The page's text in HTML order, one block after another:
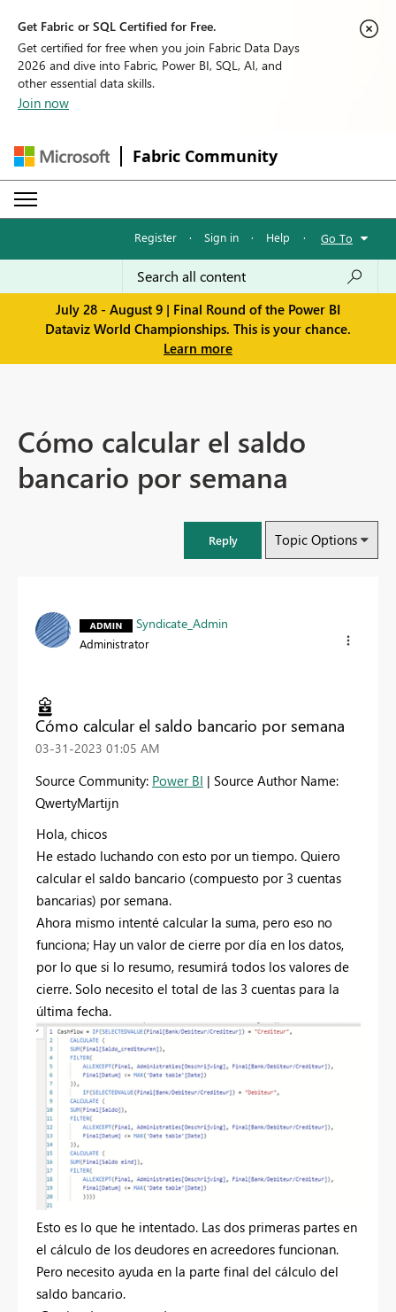
Get Fabric or SQL Certified for Free.
Get certified for free when you join Fabric Data Days
2026 and dive into Fabric, Power BI, SQL, AI, and
other essential data skills.
Join now
Fabric Community
Register · Sign in · Help · Go To
July 28 - August 9 | Final Round of the Power BI
Dataviz World Championships. This is your chance.
Learn more
Cómo calcular el saldo
bancario por semana
Reply Topic Options
Syndicate_Admin
Administrator
Cómo calcular el saldo bancario por semana
‎03-31-2023 01:05 AM
Source Community: Power BI | Source Author Name:
QwertyMartijn
Hola, chicos
He estado luchando con esto por un tiempo. Quiero
calcular el saldo bancario (compuesto por 3 cuentas
bancarias) por semana.
Ahora mismo intenté calcular la suma, pero eso no
funciona; Hay un valor de cierre por día en los datos,
por lo que si lo resumo, resumirá todos los valores de
cierre. Solo necesito el total de las 3 cuentas para la
última fecha.
Esto es lo que he intentado. Las dos primeras partes en
el cálculo de los deudores en acreedores funcionan.
Pero necesito ayuda en la parte final del cálculo del
saldo bancario.